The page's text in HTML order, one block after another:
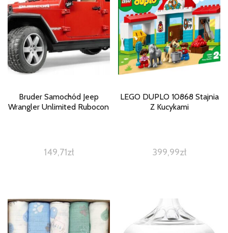
Bruder Samochód Jeep
Wrangler Unlimited Rubocon
149,71zł
LEGO DUPLO 10868 Stajnia
Z Kucykami
399,99zł